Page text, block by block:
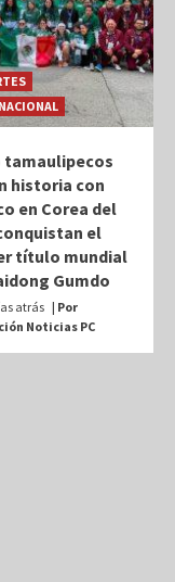
tamaulipecos
historia con
en Corea del
el
título mundial
Gumdo
atrás | Por
Noticias PC